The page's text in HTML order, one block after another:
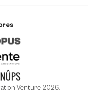
Venture 2026.